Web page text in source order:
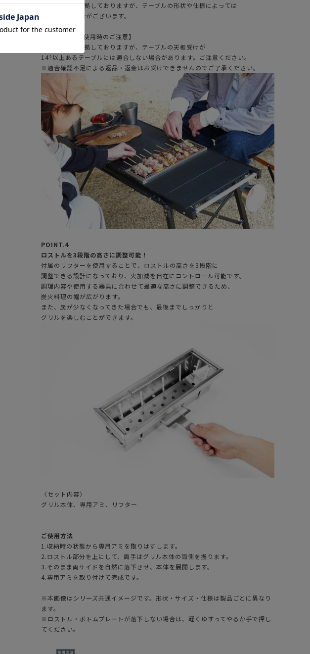
※IGT規格に準拠しておりますが、テーブルの形状や仕様によっては
適合しない場合がございます。
【IGTテーブル使用時のご注意】
※IGT規格に準拠しておりますが、テーブルの天板受けが
14?以上あるテーブルには適合しない場合があります。ご注意ください。
※適合確認不足による返品・返金はお受けできませんのでご了承ください。
POINT.4
ロストルを3段階の高さに調整可能！
付属のリフターを使用することで、ロストルの高さを3段階に
調整できる設計になっており、火加減を自在にコントロール可能です。
調理内容や使用する器具に合わせて最適な高さに調整できるため、
炭火料理の幅が広がります。
また、炭が少なくなってきた場合でも、最後までしっかりと
グリルを楽しむことができます。
〈セット内容〉
グリル本体、専用アミ、リフター
ご使用方法
1.収納時の状態から専用アミを取りはずします。
2.ロストル部分を上にして、両手はグリル本体の両側を握ります。
3.そのまま両サイドを自然に落下させ、本体を展開します。
4.専用アミを取り付けて完成です。
※本画像はシリーズ共通イメージです。形状・サイズ・仕様は製品ごとに異なり
ます。
※ロストル・ボトムプレートが落下しない場合は、軽くゆすってやるか手で押し
てください。